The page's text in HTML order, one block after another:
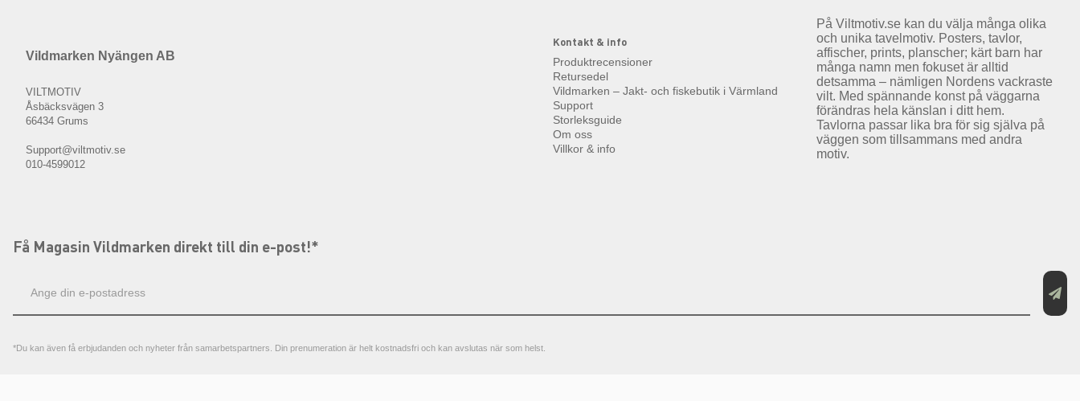
Vildmarken Nyängen AB
VILTMOTIV
Åsbäcksvägen 3
66434 Grums
Support@viltmotiv.se
010-4599012
Kontakt & info
Produktrecensioner
Retursedel
Vildmarken – Jakt- och fiskebutik i Värmland
Support
Storleksguide
Om oss
Villkor & info
På Viltmotiv.se kan du välja många olika
och unika tavelmotiv. Posters, tavlor,
affischer, prints, planscher; kärt barn har
många namn men fokuset är alltid
detsamma – nämligen Nordens vackraste
vilt. Med spännande konst på väggarna
förändras hela känslan i ditt hem.
Tavlorna passar lika bra för sig själva på
väggen som tillsammans med andra
motiv.
Få Magasin Vildmarken direkt till din e-post!*
postadress
*Du kan även få erbjudanden och nyheter från samarbetspartners. Din prenumeration är helt kostnadsfri och kan avslutas när som helst.